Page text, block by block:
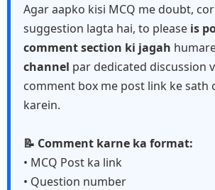
Agar aapko kisi MCQ me doubt,
suggestion lagta hai, to please is
comment section ki jagah
channel par dedicated discussion
comment box me post link ke sath
karein.
📝 Comment karne ka format:
• MCQ Post ka link
• Question number